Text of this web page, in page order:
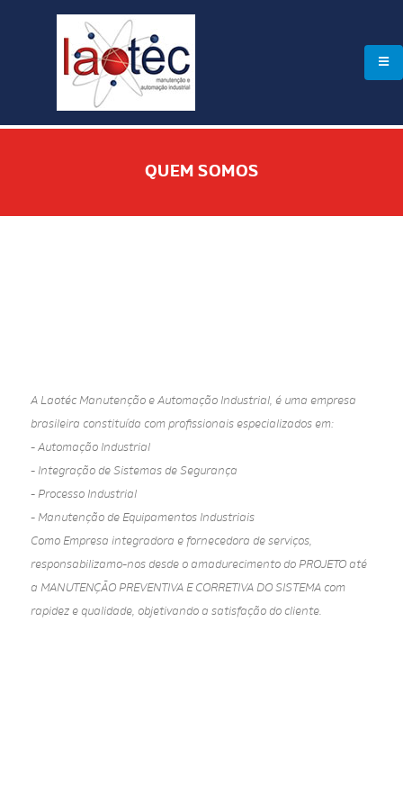
QUEM SOMOS
A Laotéc Manutenção e Automação Industrial, é uma empresa
brasileira constituída com profissionais especializados em:
- Automação Industrial
- Integração de Sistemas de Segurança
- Processo Industrial
- Manutenção de Equipamentos Industriais
Como Empresa integradora e fornecedora de serviços,
responsabilizamo-nos desde o amadurecimento do PROJETO até
a MANUTENÇÃO PREVENTIVA E CORRETIVA DO SISTEMA com
rapidez e qualidade, objetivando a satisfação do cliente.